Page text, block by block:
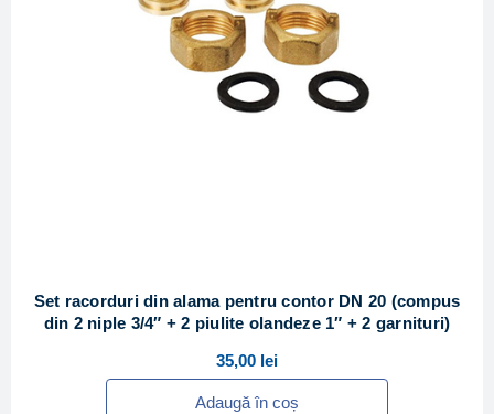
Set racorduri din alama pentru contor DN 20 (compus
din 2 niple 3/4″ + 2 piulite olandeze 1″ + 2 garnituri)
35,00 lei
Adaugă în coș